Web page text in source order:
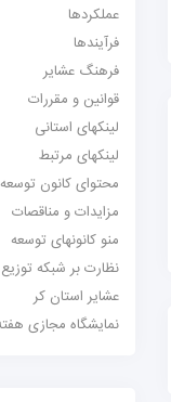
عملکردها
فرآیندها
فرهنگ عشایر
قوانین و مقررات
لینکهای استانی
لینکهای مرتبط
محتوای کانون توسعه
مزایدات و مناقصات
منو کانونهای توسعه
نظارت بر شبکه
عشایر استان کر
نمایشگاه مجازی